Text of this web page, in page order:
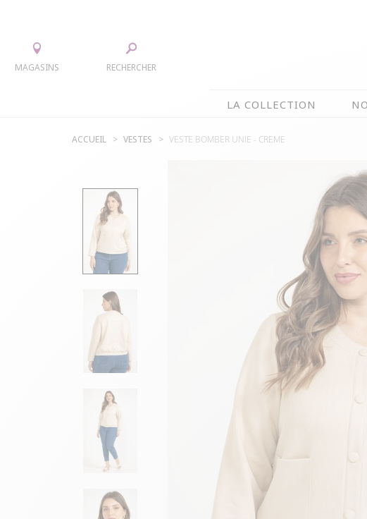
MAGASINS RECHERCHER
LA COLLECTION
LA COLLECTION
CHEMISIERS & TUNIQUES
PULLS & CARDIGANS
VESTES
PANTALONS
ROBES
ACCESSOIRES
PARKAS & IMPERS
MANTEAUX
ACCUEIL VESTES VESTE BOMBER UNIE - CREME